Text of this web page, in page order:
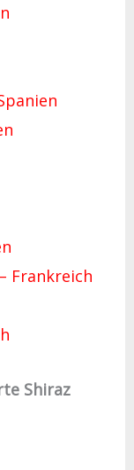
Frankreich
Shiraz